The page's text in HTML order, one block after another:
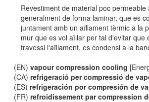
Revestiment de material poc permeable
generalment de forma laminar, que es
juntament amb un aïllament tèrmic a la
mur que es vol aïllar per tal d'evitar que
travessi l'aïllament, es condensi a la
(EN)vapour compression cooling
(CA)refrigeració per compressió de
(ES)refrigeración por compresión de
(FR)refroidissement par compression